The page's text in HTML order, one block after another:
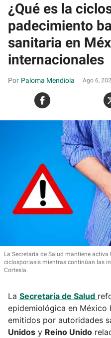
¿Qué es la
padecimiento
sanitaria en
internacionales
Paloma Mendiola Ago 6,
La Secretaría de Salud mantiene
ciclosporiasis mientras continúan las
Cortesía.
La Secretaría de Salud
epidemiológica en
emitidos por autoridades
Unidos y Reino Unido